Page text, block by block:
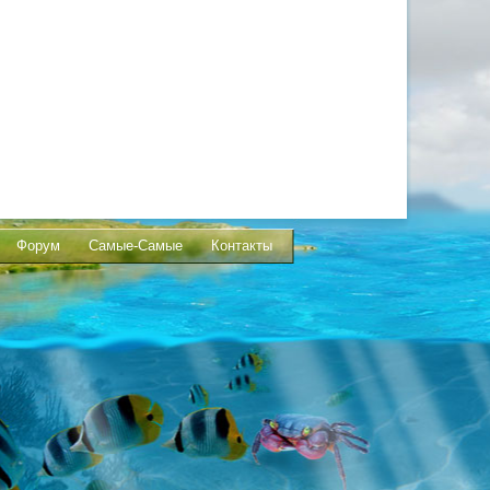
Форум Самые-Самые Контакты